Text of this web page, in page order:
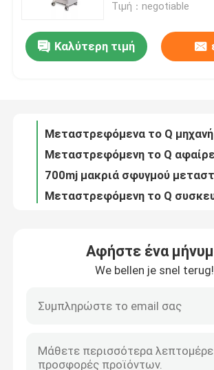
Προϊόντα
Βίντεο
Περίπου εμείς
Γύρος εργοστασίων
Μας ελάτε σε επαφή με
Ζητήστε ένα απόσπασμα
Τιμή：negotiable
Καλύτερη τιμή
Αφήστε ένα
We bellen je snel terug!